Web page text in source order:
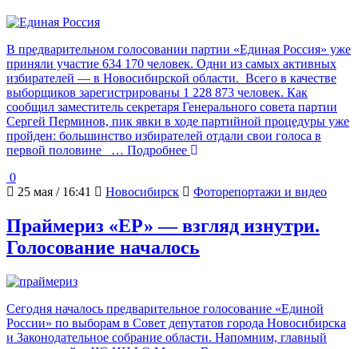
В предварительном голосовании партии «Единая Россия» уже
приняли участие 634 170 человек. Одни из самых активных
избирателей — в Новосибирской области. Всего в качестве
выборщиков зарегистрированы 1 228 873 человек. Как
сообщил заместитель секретаря Генерального совета партии
Сергей Перминов, пик явки в ходе партийной процедуры уже
пройден: большинство избирателей отдали свои голоса в
первой половине
… Подробнее
0
25 мая / 16:41
Новосибирск Фоторепортажи и видео
Праймериз «ЕР» — взгляд изнутри.
Голосование началось
Сегодня началось предварительное голосование «Единой
России» по выборам в Совет депутатов города Новосибирска
и Законодательное собрание области. Напомним, главный